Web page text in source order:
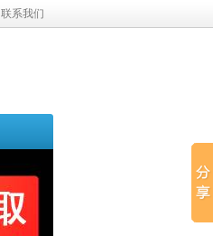
联系我们